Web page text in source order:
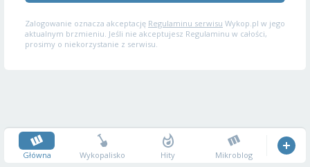
Zalogowanie oznacza akceptację Regulaminu serwisu Wykop.pl w jego
aktualnym brzmieniu. Jeśli nie akceptujesz Regulaminu w całości,
prosimy o niekorzystanie z serwisu.
Główna Wykopalisko Hity Mikroblog